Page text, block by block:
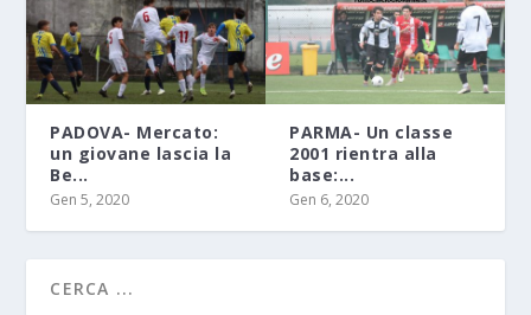
PADOVA- Mercato:
un giovane lascia la
Be...
Gen 5, 2020
PARMA- Un classe
2001 rientra alla
base:...
Gen 6, 2020